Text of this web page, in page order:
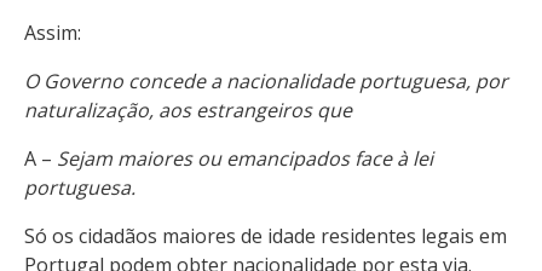
Assim:
O Governo concede a nacionalidade portuguesa, por
naturalização, aos estrangeiros que
A – Sejam maiores ou emancipados face à lei
portuguesa.
Só os cidadãos maiores de idade residentes legais em
Portugal podem obter nacionalidade por esta via.